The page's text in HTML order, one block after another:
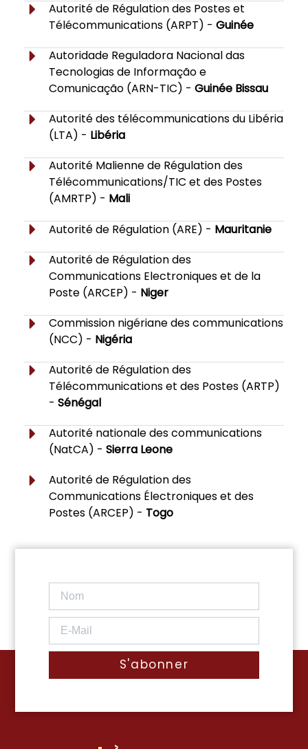
Autorité de Régulation des Postes et
Télécommunications (ARPT) -Guinée
Autoridade Reguladora Nacional das
Tecnologias de Informação e
Comunicação (ARN-TIC) -Guinée Bissau
Autorité des télécommunications du Libéria
(LTA) - Libéria
Autorité Malienne de Régulation des
Télécommunications/TIC et des Postes
(AMRTP) - Mali
Autorité de Régulation (ARE) - Mauritanie
Autorité de Régulation des
Communications Electroniques et de la
Poste (ARCEP) - Niger
Commission nigériane des communications
(NCC) - Nigéria
Autorité de Régulation des
Télécommunications et des Postes (ARTP)
-Sénégal
Autorité nationale des communications
(NatCA) -Sierra Leone
Autorité de Régulation des
Communications Électroniques et des
Postes (ARCEP) - Togo
S'abonner